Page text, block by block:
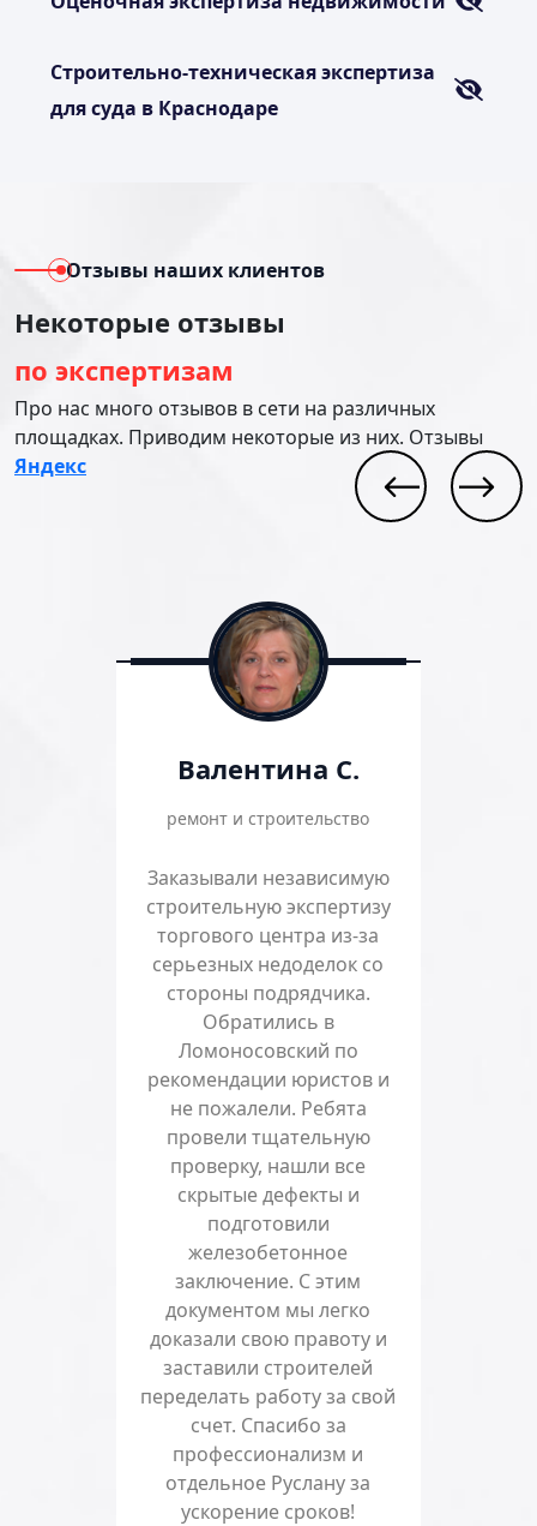
Строительно-техническая экспертиза
для суда в Краснодаре
Отзывы наших клиентов
Некоторые отзывы
по экспертизам
Про нас много отзывов в сети на различных
площадках. Приводим некоторые из них. Отзывы
Яндекс
Валентина С.
ремонт и строительство
Заказывали независимую
строительную экспертизу
торгового центра из-за
серьезных недоделок со
стороны подрядчика.
Обратились в
Ломоносовский по
рекомендации юристов и
не пожалели. Ребята
провели тщательную
проверку, нашли все
скрытые дефекты и
подготовили
железобетонное
заключение. С этим
документом мы легко
доказали свою правоту и
заставили строителей
переделать работу за свой
счет. Спасибо за
профессионализм и
отдельное Руслану за
ускорение сроков!